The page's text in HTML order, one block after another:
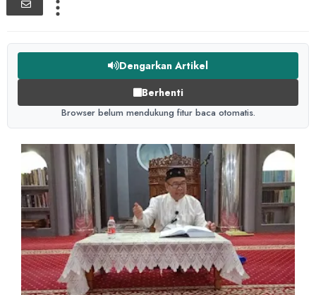
Dengarkan Artikel
Berhenti
Browser belum mendukung fitur baca otomatis.